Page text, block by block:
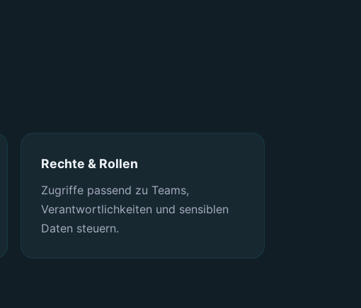
Rechte & Rollen
Zugriffe passend zu Teams,
Verantwortlichkeiten und sensiblen
Daten steuern.